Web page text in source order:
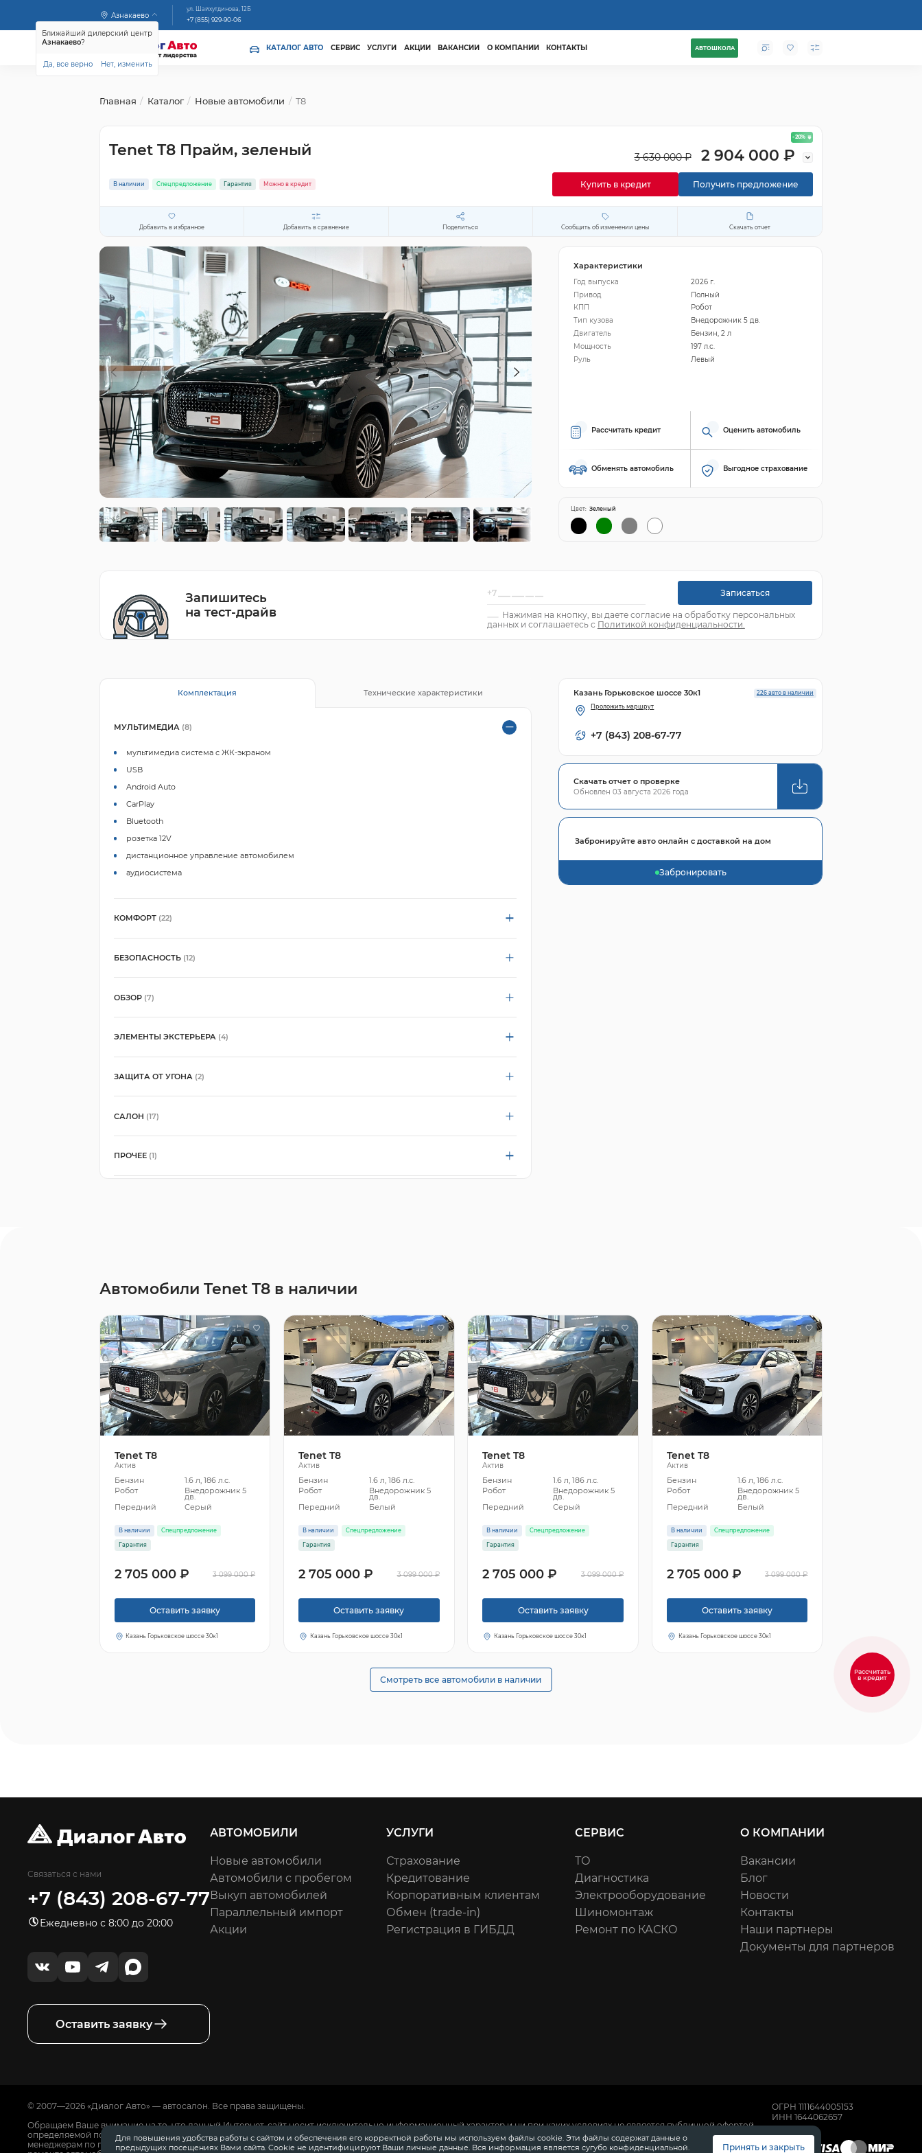
Азнакаево
Ближайший дилерский центр
Азнакаево?
Да, все верно Нет, изменить
ул. Шайхутдинова, 12Б
+7 (855) 929-90-06
КАТАЛОГ АВТО СЕРВИС УСЛУГИ АКЦИИ ВАКАНСИИ О КОМПАНИИ КОНТАКТЫ АВТОШКОЛА
Главная Каталог Новые автомобили T8
Tenet T8 Прайм, зеленый
- 20%
3 630 000 ₽ 2 904 000 ₽
В наличии Спецпредложение Гарантия Можно в кредит Купить в кредит Получить предложение
Добавить в избранное Добавить в сравнение Поделиться Сообщить об изменении цены Скачать отчет
Характеристики
Год выпуска
2026 г.
Привод
Полный
КПП
Робот
Тип кузова
Внедорожник 5 дв.
Двигатель
Бензин, 2 л
Мощность
197 л.с.
Руль
Левый
Рассчитать кредит Оценить автомобиль
Обменять автомобиль Выгодное страхование
Цвет: Зеленый
Запишитесь
на тест-драйв
Записаться
Нажимая на кнопку, вы даете согласие на обработку персональных
данных и соглашаетесь с Политикой конфиденциальности.
Комплектация Технические характеристики
МУЛЬТИМЕДИА (8)
мультимедиа система с ЖК-экраном
USB
Android Auto
CarPlay
Bluetooth
розетка 12V
дистанционное управление автомобилем
аудиосистема
КОМФОРТ (22)
БЕЗОПАСНОСТЬ (12)
ОБЗОР (7)
ЭЛЕМЕНТЫ ЭКСТЕРЬЕРА (4)
ЗАЩИТА ОТ УГОНА (2)
САЛОН (17)
ПРОЧЕЕ (1)
226 авто в наличии
Казань Горьковское шоссе 30к1
Проложить маршрут
+7 (843) 208-67-77
Скачать отчет о проверке
Обновлен 03 августа 2026 года
Забронируйте авто онлайн с доставкой на дом
Забронировать
Автомобили Tenet T8 в наличии
Tenet T8
Актив
Бензин
1.6 л, 186 л.с.
Робот
Внедорожник 5
дв.
Передний
Серый
В наличии Спецпредложение
Гарантия
2 705 000 ₽ 3 099 000 ₽
Оставить заявку
Казань Горьковское шоссе 30к1
Tenet T8
Актив
Бензин
1.6 л, 186 л.с.
Робот
Внедорожник 5
дв.
Передний
Белый
В наличии Спецпредложение
Гарантия
2 705 000 ₽ 3 099 000 ₽
Оставить заявку
Казань Горьковское шоссе 30к1
Tenet T8
Актив
Бензин
1.6 л, 186 л.с.
Робот
Внедорожник 5
дв.
Передний
Серый
В наличии Спецпредложение
Гарантия
2 705 000 ₽ 3 099 000 ₽
Оставить заявку
Казань Горьковское шоссе 30к1
Tenet T8
Актив
Бензин
1.6 л, 186 л.с.
Робот
Внедорожник 5
дв.
Передний
Белый
В наличии Спецпредложение
Гарантия
2 705 000 ₽ 3 099 000 ₽
Оставить заявку
Казань Горьковское шоссе 30к1
Смотреть все автомобили в наличии
Связаться с нами
+7 (843) 208-67-77
Ежедневно с 8:00 до 20:00
Оставить заявку
АВТОМОБИЛИ
Новые автомобили
Автомобили с пробегом
Выкуп автомобилей
Параллельный импорт
Акции
УСЛУГИ
Страхование
Кредитование
Корпоративным клиентам
Обмен (trade-in)
Регистрация в ГИБДД
СЕРВИС
ТО
Диагностика
Электрооборудование
Шиномонтаж
Ремонт по КАСКО
О КОМПАНИИ
Вакансии
Блог
Новости
Контакты
Наши партнеры
Документы для партнеров
© 2007—2026 «Диалог Авто» — автосалон. Все права защищены.
Обращаем Ваше внимание на то, что данный Интернет-сайт носит исключительно информационный характер и ни при каких условиях не является публичной офертой,
определяемой положениями Статьи 437 Гражданского Кодекса Российской Федерации.Для получения подробной информации о стоимости автомобилей обращайтесь к
менеджерам по продажам автосалонов Диалог Авто. Для получения информации о приобретении автомобилей в кредит, страховании, техническом обслуживании и
ОГРН 1111644005153
ИНН 1644062657
Для повышения удобства работы с сайтом и обеспечения его корректной работы мы используем файлы cookie. Эти файлы содержат данные о
предыдущих посещениях Вами сайта. Cookie не идентифицируют Ваши личные данные. Вся информация является сугубо конфиденциальной.
Принять и закрыть
Рассчитать
в кредит